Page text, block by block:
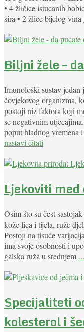
• 4 žličice istucanih
sira • 2 žlice bijelog vina
Biljni žele –
Imunološki sustav jedan
čovjekovog organizma,
postoji niz faktora koji
se negativnim
poput hladnog vremena
nastavi čitati
Ljekoviti
Osim što su čest
kože lica i tijela, ruže
Postoji na tisuće
ima svoje osobnosti i
galska ruža u srednjem
Specijaliteti
kolesterol i